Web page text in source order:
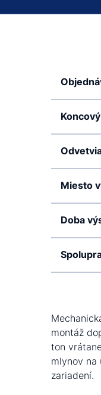
Miesto
Doba
montáž
ton
mlynov na
zariadení.